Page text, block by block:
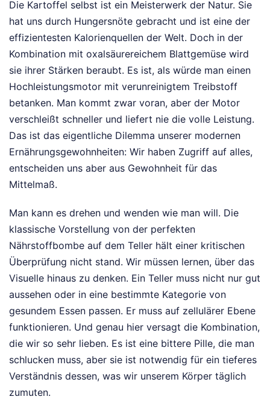
Die Kartoffel selbst ist ein Meisterwerk der Natur. Sie
hat uns durch Hungersnöte gebracht und ist eine der
effizientesten Kalorienquellen der Welt. Doch in der
Kombination mit oxalsäurereichem Blattgemüse wird
sie ihrer Stärken beraubt. Es ist, als würde man einen
Hochleistungsmotor mit verunreinigtem Treibstoff
betanken. Man kommt zwar voran, aber der Motor
verschleißt schneller und liefert nie die volle Leistung.
Das ist das eigentliche Dilemma unserer modernen
Ernährungsgewohnheiten: Wir haben Zugriff auf alles,
entscheiden uns aber aus Gewohnheit für das
Mittelmaß.
Man kann es drehen und wenden wie man will. Die
klassische Vorstellung von der perfekten
Nährstoffbombe auf dem Teller hält einer kritischen
Überprüfung nicht stand. Wir müssen lernen, über das
Visuelle hinaus zu denken. Ein Teller muss nicht nur gut
aussehen oder in eine bestimmte Kategorie von
gesundem Essen passen. Er muss auf zellulärer Ebene
funktionieren. Und genau hier versagt die Kombination,
die wir so sehr lieben. Es ist eine bittere Pille, die man
schlucken muss, aber sie ist notwendig für ein tieferes
Verständnis dessen, was wir unserem Körper täglich
zumuten.